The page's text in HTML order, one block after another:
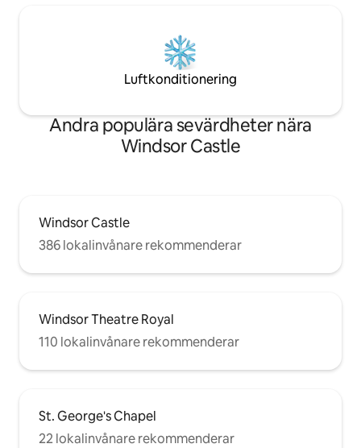
Luftkonditionering
Andra populära sevärdheter nära
Windsor Castle
Windsor Castle
386 lokalinvånare rekommenderar
Windsor Theatre Royal
110 lokalinvånare rekommenderar
St. George's Chapel
22 lokalinvånare rekommenderar